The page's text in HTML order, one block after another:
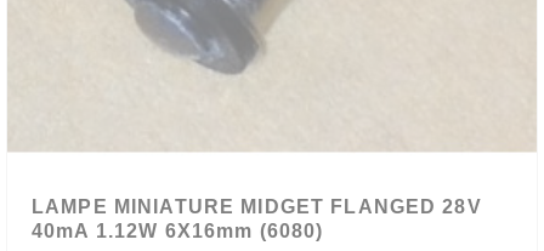
LAMPE MINIATURE MIDGET FLANGED 28V
40mA 1.12W 6X16mm (6080)